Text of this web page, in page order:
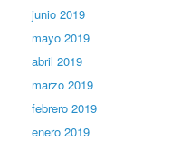
junio 2019
mayo 2019
abril 2019
marzo 2019
febrero 2019
enero 2019